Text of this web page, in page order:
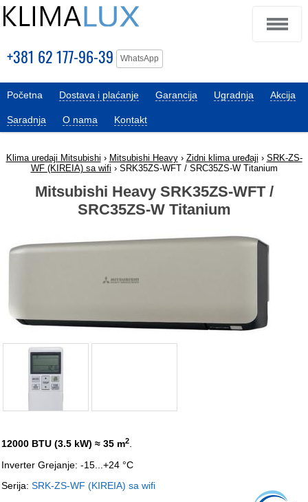
+381 62 177-96-39 WhatsApp
Početna Dostava i plaćanje Garancija Ugradnja Akcija
Saradnja O nama Kontakt
Klima uredaji Mitsubishi › Mitsubishi Heavy› Zidni klima uređaji › SRK-ZS-
WF (KIREIA) sa wifi › SRK35ZS-WFT / SRC35ZS-W Titanium
Mitsubishi Heavy SRK35ZS-WFT /
SRC35ZS-W Titanium
12000 BTU (3.5 kW) ≈ 35 m2.
Inverter Grejanje: -15...+24 °C
Serija: SRK-ZS-WF (KIREIA) sa wifi